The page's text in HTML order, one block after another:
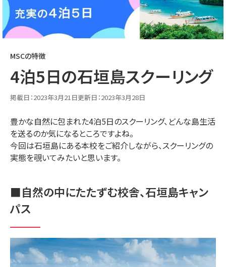
みんなの学習ベース。（キャンパス
| 学習室 | スクーリング会場）
瑞穂MSCへ入学しよう。
新入学・転編入の流れ
特別奨学生制度学費サポート
授業料追納制度
卒業生・在校生の声
お知らせ・ブログ
お知らせ
活動ブログ
コラム
お問い合わせ
お問い合わせ
学校情報
学校概要
通信制高校について
MSCの特徴
4泊5日の石垣島スクーリング
掲載日：2023年3月21日更新日：2023年3月28日
豊かな自然に包まれた4泊5日のスクーリング、どんな島生活
を送るのか気になるところですよね。
今回は石垣島にある本校をご紹介しながら、スクーリングの
実態を覗いてみたいと思います。
■自然の中にたたずむ校舎、石垣島キャン
パス